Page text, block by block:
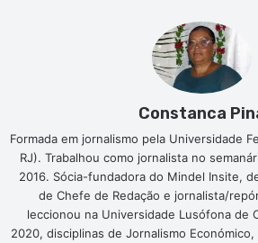
Constanca
Formada em jornalismo pela Universidade
RJ). Trabalhou como jornalista no
2016. Sócia-fundadora do Mindel Insite,
de Chefe de Redação e jornalista/
leccionou na Universidade Lusófona de
2020, disciplinas de Jornalismo